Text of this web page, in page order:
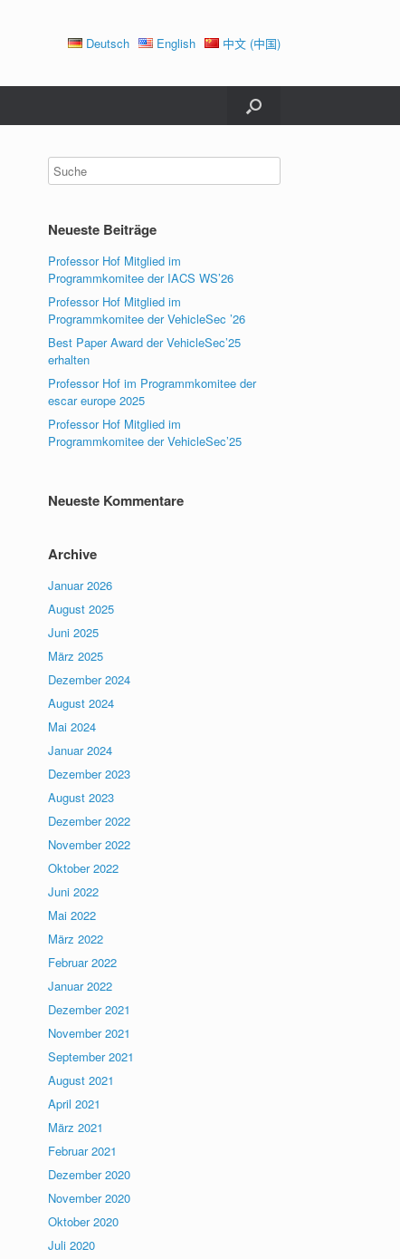
Deutsch English 中文 (中国)
Neueste Beiträge
Professor Hof Mitglied im
Programmkomitee der IACS WS’26
Professor Hof Mitglied im
Programmkomitee der VehicleSec ’26
Best Paper Award der VehicleSec’25
erhalten
Professor Hof im Programmkomitee der
escar europe 2025
Professor Hof Mitglied im
Programmkomitee der VehicleSec’25
Neueste Kommentare
Archive
Januar 2026
August 2025
Juni 2025
März 2025
Dezember 2024
August 2024
Mai 2024
Januar 2024
Dezember 2023
August 2023
Dezember 2022
November 2022
Oktober 2022
Juni 2022
Mai 2022
März 2022
Februar 2022
Januar 2022
Dezember 2021
November 2021
September 2021
August 2021
April 2021
März 2021
Februar 2021
Dezember 2020
November 2020
Oktober 2020
Juli 2020